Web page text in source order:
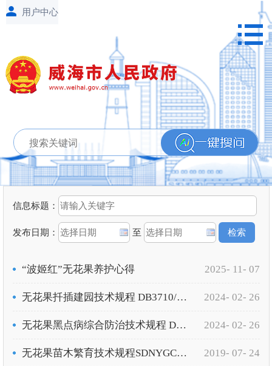
信息标题：
发布日期： 至
“波姬红”无花果养护心得 2025- 11- 07
无花果扦插建园技术规程 DB3710/222-2024 2024- 02- 26
无花果黑点病综合防治技术规程 DB3710/223-2024 2024- 02- 26
无花果苗木繁育技术规程SDNYGC-2-4072-2018 2019- 07- 24